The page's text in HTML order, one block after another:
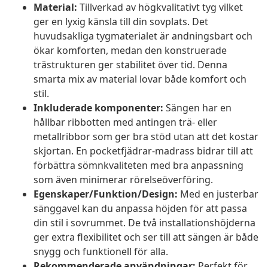
Material: Tillverkad av högkvalitativt tyg vilket
ger en lyxig känsla till din sovplats. Det
huvudsakliga tygmaterialet är andningsbart och
ökar komforten, medan den konstruerade
trästrukturen ger stabilitet över tid. Denna
smarta mix av material lovar både komfort och
stil.
Inkluderade komponenter: Sängen har en
hållbar ribbotten med antingen trä- eller
metallribbor som ger bra stöd utan att det kostar
skjortan. En pocketfjädrar-madrass bidrar till att
förbättra sömnkvaliteten med bra anpassning
som även minimerar rörelseöverföring.
Egenskaper/Funktion/Design: Med en justerbar
sänggavel kan du anpassa höjden för att passa
din stil i sovrummet. De två installationshöjderna
ger extra flexibilitet och ser till att sängen är både
snygg och funktionell för alla.